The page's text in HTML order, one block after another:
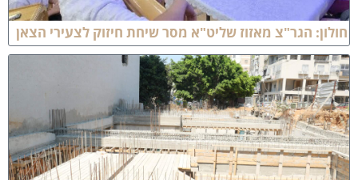
הגר"צ מאזוז שליט"א מסר שיחת חיזוק לצעירי הצאן